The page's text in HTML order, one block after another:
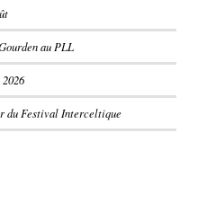
au PLL
du Festival Interceltique